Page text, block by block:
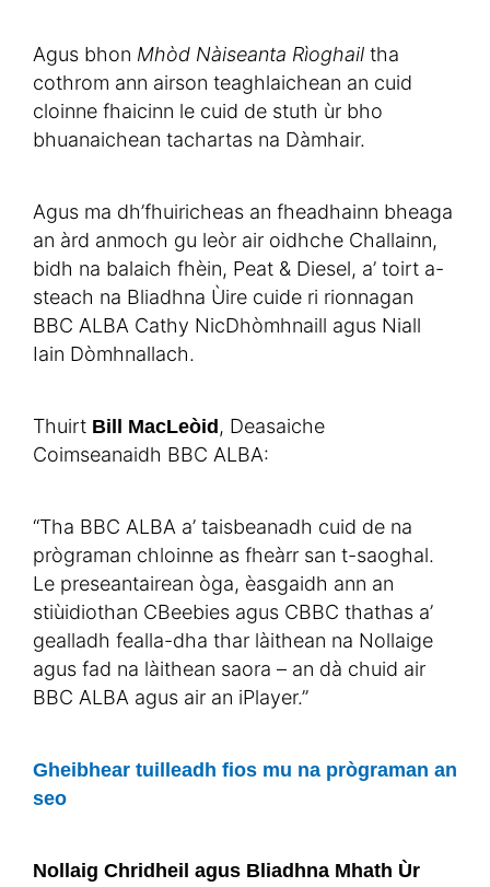
Agus bhon Mhòd Nàiseanta Rìoghail tha
cothrom ann airson teaghlaichean an cuid
cloinne fhaicinn le cuid de stuth ùr bho
bhuanaichean tachartas na Dàmhair.
Agus ma dh’fhuiricheas an fheadhainn bheaga
an àrd anmoch gu leòr air oidhche Challainn,
bidh na balaich fhèin, Peat & Diesel, a’ toirt a-
steach na Bliadhna Ùire cuide ri rionnagan
BBC ALBA Cathy NicDhòmhnaill agus Niall
Iain Dòmhnallach.
Thuirt Bill MacLeòid , Deasaiche
Coimseanaidh BBC ALBA:
“Tha BBC ALBA a’ taisbeanadh cuid de na
prògraman chloinne as fheàrr san t-saoghal.
Le preseantairean òga, èasgaidh ann an
stiùidiothan CBeebies agus CBBC thathas a’
gealladh fealla-dha thar làithean na Nollaige
agus fad na làithean saora – an dà chuid air
BBC ALBA agus air an iPlayer.”
Gheibhear tuilleadh fios mu na prògraman an
seo
Nollaig Chridheil agus Bliadhna Mhath Ùr